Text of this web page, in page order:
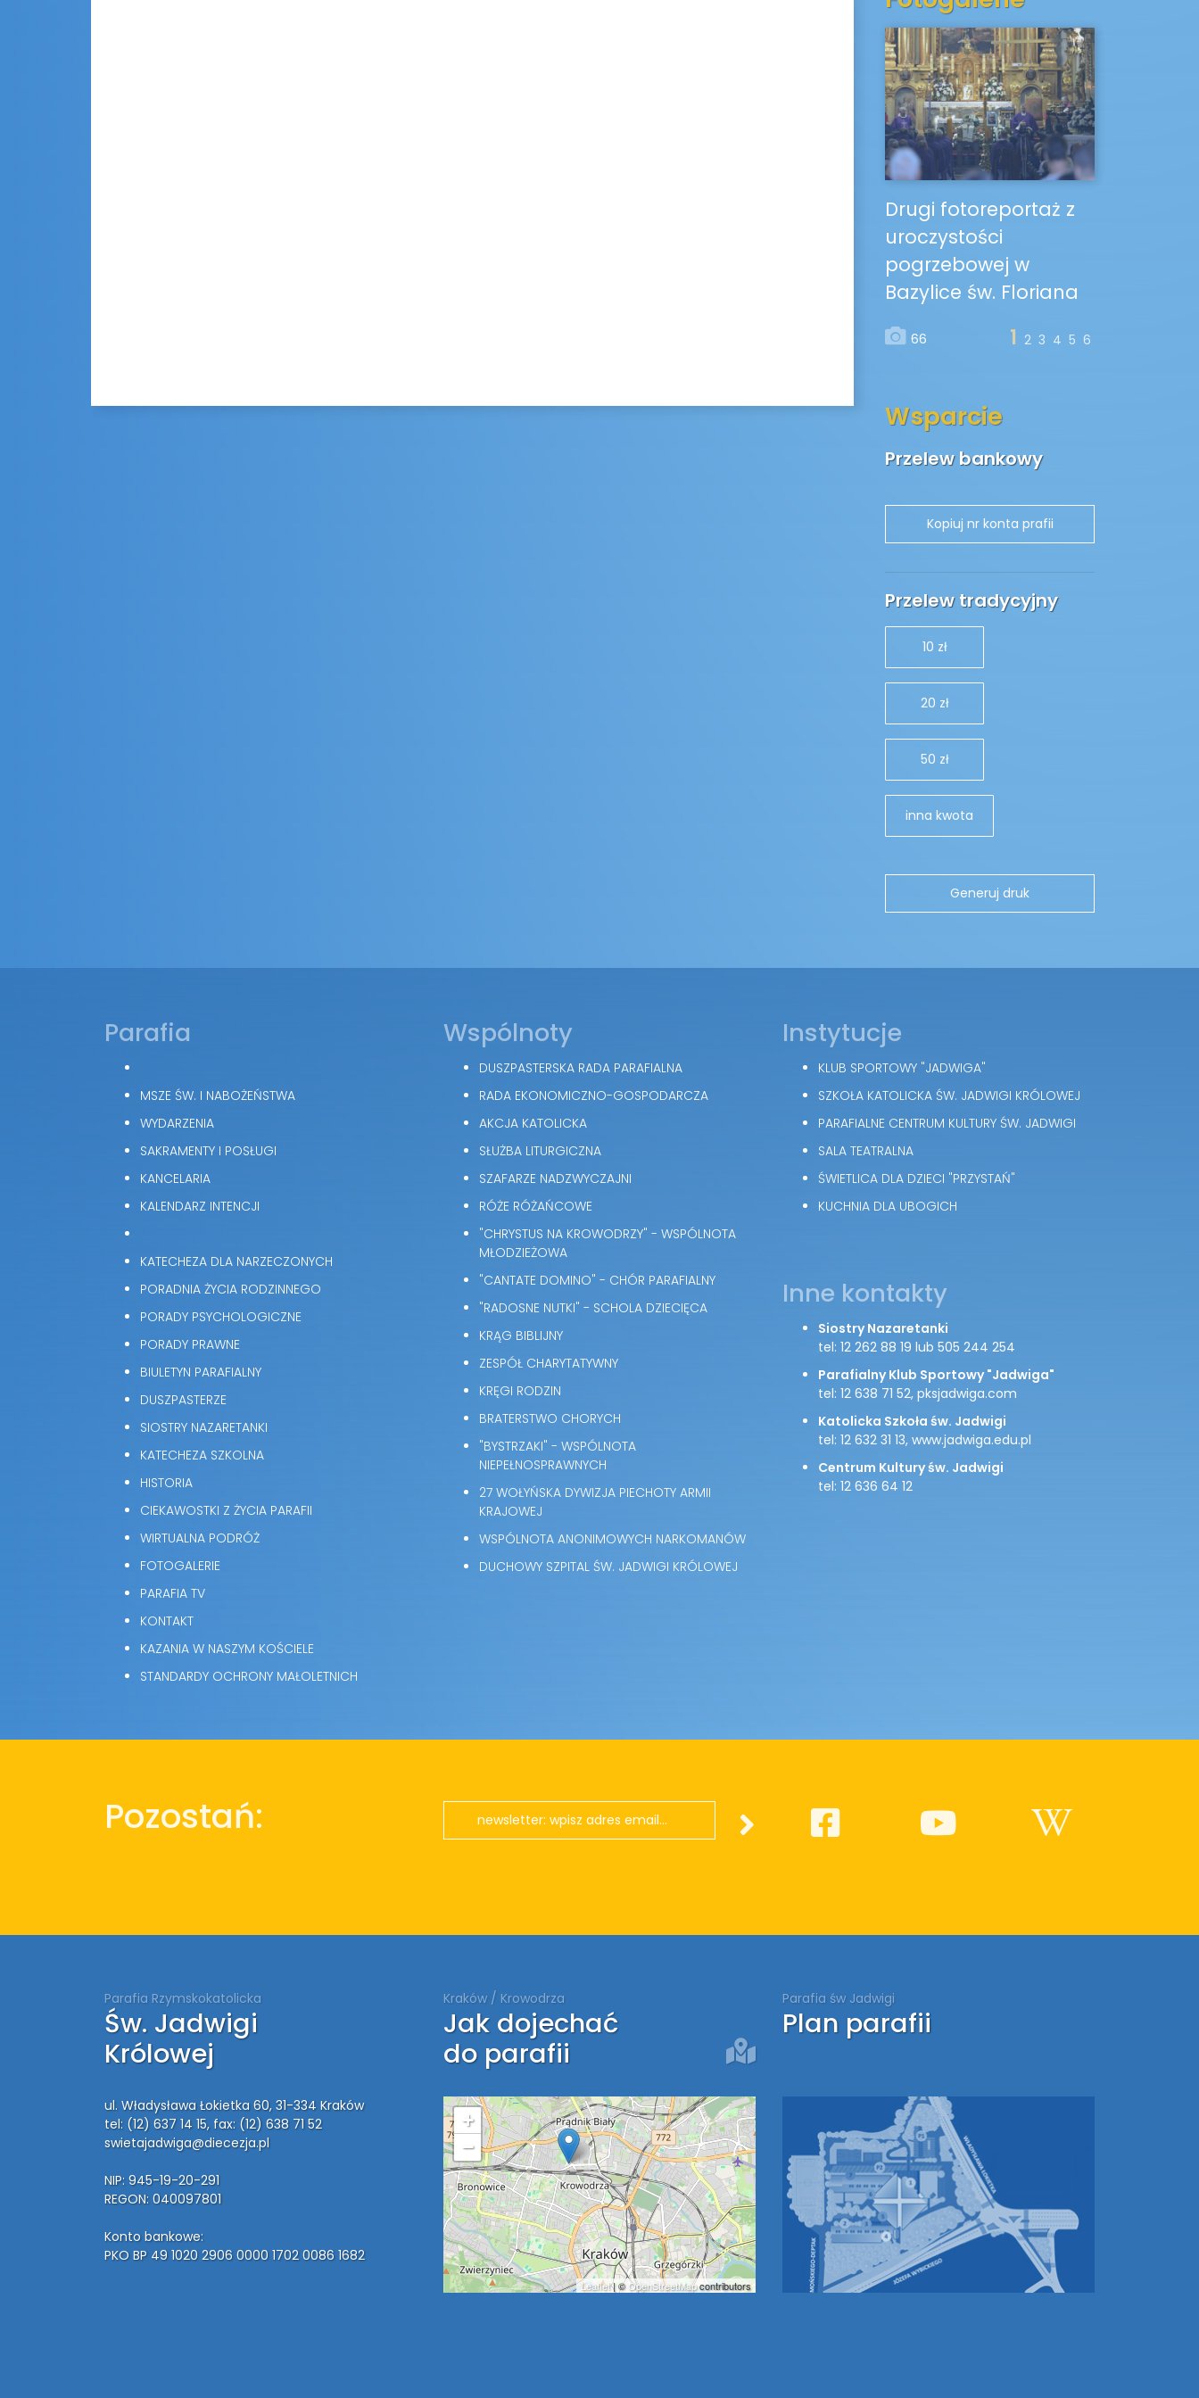
Drugi fotoreportaż z
uroczystości
pogrzebowej w
Bazylice św. Floriana
66 1 2 3 4 5 6
Wsparcie
Przelew bankowy
Przelew tradycyjny
10 zł
20 zł
50 zł
inna kwota
Parafia
MSZE ŚW. I NABOŻEŃSTWA
WYDARZENIA
SAKRAMENTY I POSŁUGI
KANCELARIA
KALENDARZ INTENCJI
KATECHEZA DLA NARZECZONYCH
PORADNIA ŻYCIA RODZINNEGO
PORADY PSYCHOLOGICZNE
PORADY PRAWNE
BIULETYN PARAFIALNY
DUSZPASTERZE
SIOSTRY NAZARETANKI
KATECHEZA SZKOLNA
HISTORIA
CIEKAWOSTKI Z ŻYCIA PARAFII
WIRTUALNA PODRÓŻ
FOTOGALERIE
PARAFIA TV
KONTAKT
KAZANIA W NASZYM KOŚCIELE
STANDARDY OCHRONY MAŁOLETNICH
Wspólnoty
DUSZPASTERSKA RADA PARAFIALNA
RADA EKONOMICZNO-GOSPODARCZA
AKCJA KATOLICKA
SŁUŻBA LITURGICZNA
SZAFARZE NADZWYCZAJNI
RÓŻE RÓŻAŃCOWE
"CHRYSTUS NA KROWODRZY" - WSPÓLNOTA
MŁODZIEŻOWA
"CANTATE DOMINO" - CHÓR PARAFIALNY
"RADOSNE NUTKI" - SCHOLA DZIECIĘCA
KRĄG BIBLIJNY
ZESPÓŁ CHARYTATYWNY
KRĘGI RODZIN
BRATERSTWO CHORYCH
"BYSTRZAKI" - WSPÓLNOTA
NIEPEŁNOSPRAWNYCH
27 WOŁYŃSKA DYWIZJA PIECHOTY ARMII
KRAJOWEJ
WSPÓLNOTA ANONIMOWYCH NARKOMANÓW
DUCHOWY SZPITAL ŚW. JADWIGI KRÓLOWEJ
Instytucje
KLUB SPORTOWY "JADWIGA"
SZKOŁA KATOLICKA ŚW. JADWIGI KRÓLOWEJ
PARAFIALNE CENTRUM KULTURY ŚW. JADWIGI
SALA TEATRALNA
ŚWIETLICA DLA DZIECI "PRZYSTAŃ"
KUCHNIA DLA UBOGICH
Inne kontakty
Siostry Nazaretanki
tel: 12 262 88 19 lub 505 244 254
Parafialny Klub Sportowy "Jadwiga"
tel: 12 638 71 52, pksjadwiga.com
Katolicka Szkoła św. Jadwigi
tel: 12 632 31 13, www.jadwiga.edu.pl
Centrum Kultury św. Jadwigi
tel: 12 636 64 12
Pozostań:
Parafia Rzymskokatolicka
Św. Jadwigi
Królowej
ul. Władysława Łokietka 60, 31-334 Kraków
tel: (12) 637 14 15, fax: (12) 638 71 52
swietajadwiga@diecezja.pl
NIP: 945-19-20-291
REGON: 040097801
Konto bankowe:
PKO BP 49 1020 2906 0000 1702 0086 1682
Kraków / Krowodrza
Jak dojechać
do parafii
+
−
Leaflet| © OpenStreetMapcontributors
Parafia św Jadwigi
Plan parafii